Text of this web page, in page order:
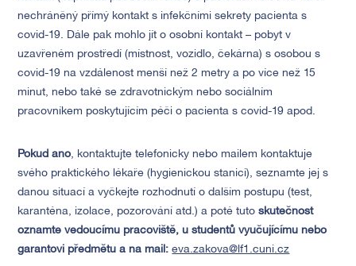
nechráněný přímý kontakt s infekčními sekrety pacienta s
covid-19. Dále pak mohlo jít o osobní kontakt – pobyt v
uzavřeném prostředí (místnost, vozidlo, čekárna) s osobou s
covid-19 na vzdálenost menší než 2 metry a po více než 15
minut, nebo také se zdravotnickým nebo sociálním
pracovníkem poskytujícím péči o pacienta s covid-19 apod.
Pokud ano, kontaktujte telefonicky nebo mailem kontaktuje
svého praktického lékaře (hygienickou stanici), seznamte jej s
danou situací a vyčkejte rozhodnutí o dalším postupu (test,
karanténa, izolace, pozorování atd.) a poté tuto skutečnost
oznamte vedoucímu pracoviště, u studentů vyučujícímu nebo
garantovi předmětu a na mail: eva.zakova@lf1.cuni.cz